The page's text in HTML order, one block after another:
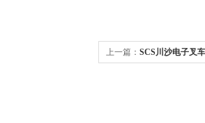
上一篇： SCS川沙电子叉